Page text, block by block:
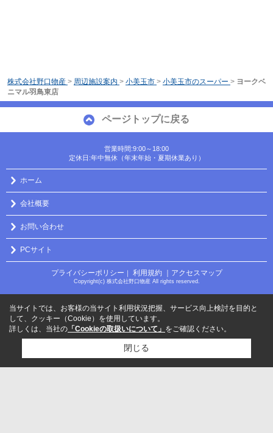
株式会社野口物産 > 周辺施設案内 > 小美玉市 > 小美玉市のスーパー > ヨークベ
ニマル羽鳥東店
ページトップに戻る
営業時間:9:00～18:00
定休日:年中無休（年末年始・夏期休業あり）
ホーム
会社概要
お問い合わせ
PCサイト
プライバシーポリシー ｜ 利用規約 ｜アクセスマップ
Copyright(c) 株式会社野口物産 All rights reserved.
当サイトでは、お客様の当サイト利用状況把握、サービス向上検討を目的と
して、クッキー（Cookie）を使用しています。
詳しくは、当社の 「Cookieの取扱いについて」 をご確認ください。
閉じる